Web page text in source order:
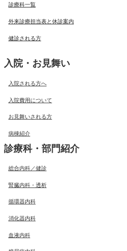
診療科一覧
外来診療担当表と休診案内
健診される方
入院・お見舞い
入院される方へ
入院費用について
お見舞いされる方
病棟紹介
診療科・部門紹介
総合内科／健診
腎臓内科・透析
循環器内科
消化器内科
血液内科